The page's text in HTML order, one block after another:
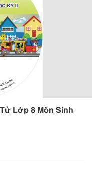
Lớp 8 Môn Sinh